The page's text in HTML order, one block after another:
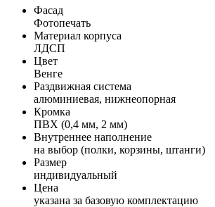
Фасад
Фотопечать
Материал корпуса
ЛДСП
Цвет
Венге
Раздвижная система
алюминиевая, нижнеопорная
Кромка
ПВХ (0,4 мм, 2 мм)
Внутреннее наполнение
на выбор (полки, корзины, штанги)
Размер
индивидуальный
Цена
указана за базовую комплектацию